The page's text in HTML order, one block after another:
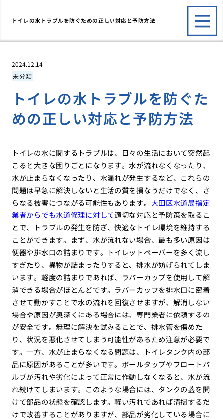
トイレの水トラブルを防ぐための正しい対応と予防方法
2024.12.14
未分類
トイレの水トラブルを防ぐた
めの正しい対応と予防方法
トイレの水に関するトラブルは、日々の生活において突然起
こると大きな困りごとになります。水が流れなくなったり、
水が止まらなくなったり、水漏れが発生するなど、これらの
問題は早急に解決しないと生活の質を損なうだけでなく、さ
らなる被害につながる可能性もあります。 大田区水道局指定
業者からでも水道修理に対して適切な対応と予防策を取るこ
とで、トラブルの発生を防ぎ、快適なトイレ環境を維持する
ことができます。まず、水が流れない場合、最も多い原因は
便器や排水口の詰まりです。トイレットペーパーを多く流し
すぎたり、異物が詰まったりすると、排水が妨げられてしま
います。軽度の詰まりであれば、ラバーカップを使用して解
消できる場合がほとんどです。ラバーカップを排水口に密着
させて動かすことで水の流れを回復させますが、解消しない
場合や原因が奥深くにある場合には、専門業者に依頼するの
が安全です。無理に解決を試みることで、排水管を傷めた
り、状況を悪化させてしまう可能性があるため注意が必要で
す。一方、水が止まらなくなる問題は、トイレタンク内の部
品に原因があることが多いです。ボールタップやフロートバ
ルブが汚れや劣化によって正常に作動しなくなると、水が流
れ続けてしまいます。このような場合には、タンクの蓋を開
けて部品の状態を確認します。軽い汚れであれば清掃するだ
けで改善することがありますが、部品が劣化している場合に